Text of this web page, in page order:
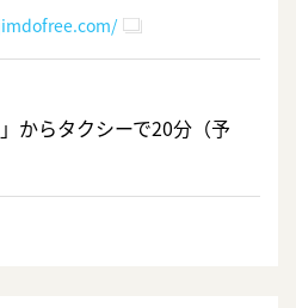
からタクシーで20分（予